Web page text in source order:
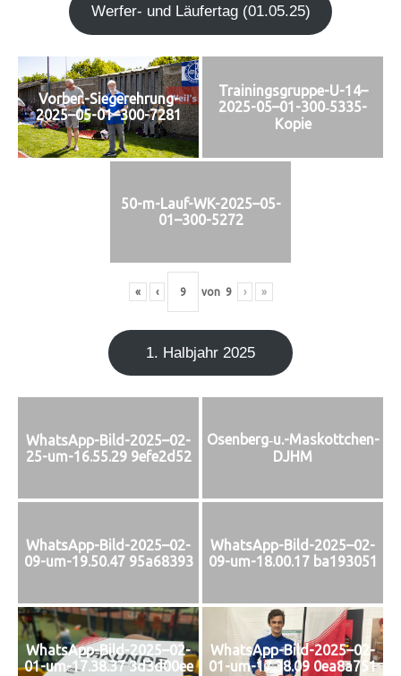
Wer­fer- und Läu­fer­tag (01.05.25)
Vorber.-Siegerehrung-
2025–05-01–300-7281
Trainingsgruppe-U-14–
2025-05–01-300‑5335-
Kopie
50-m-Lauf-WK-2025–05-
01–300-5272
« ‹ von 9 › »
1. Halb­jahr 2025
WhatsApp-Bild-2025–02-
25-um-16.55.29 9efe2d52
Osenberg‑u.-Maskottchen-
DJHM
WhatsApp-Bild-2025–02-
09-um-19.50.47 95a68393
WhatsApp-Bild-2025–02-
09-um-18.00.17 ba193051
WhatsApp-Bild-2025–02-
01-um-17.38.37 3d3d00ee
WhatsApp-Bild-2025–02-
01-um-17.38.09 0ea8a751